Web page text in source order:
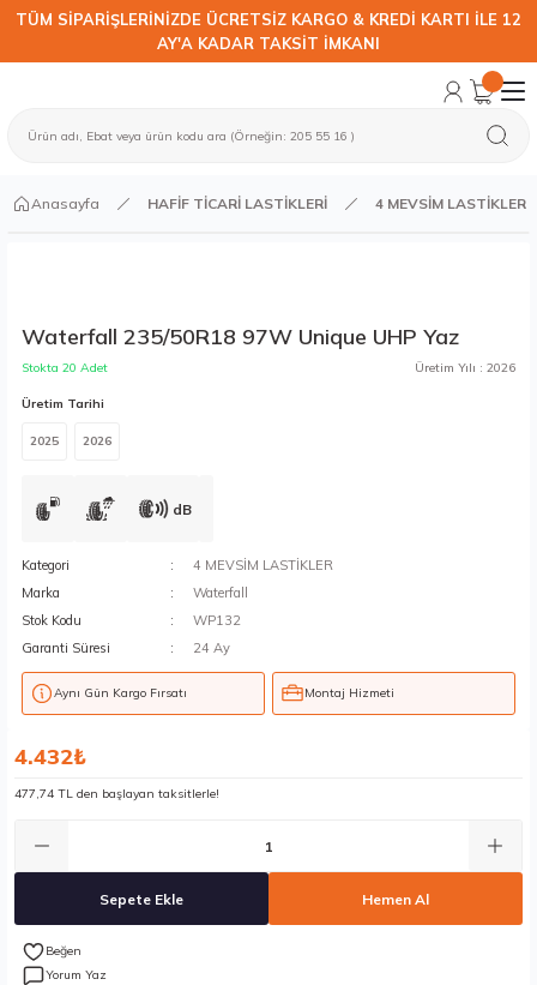
TÜM SİPARİŞLERİNİZDE ÜCRETSİZ KARGO & KREDİ KARTI İLE 12
AY'A KADAR TAKSİT İMKANI
Anasayfa HAFİF TİCARİ LASTİKLERİ 4 MEVSİM LASTİKLER
Waterfall 235/50R18 97W Unique UHP Yaz
Stokta 20 Adet Üretim Yılı : 2026
Üretim Tarihi
2025 2026
dB
Kategori
4 MEVSİM LASTİKLER
Marka
Waterfall
Stok Kodu
WP132
Garanti Süresi
24 Ay
Aynı Gün Kargo Fırsatı Montaj Hizmeti
4.432₺
477,74 TL den başlayan taksitlerle!
Sepete Ekle Hemen Al
Yorum Yaz